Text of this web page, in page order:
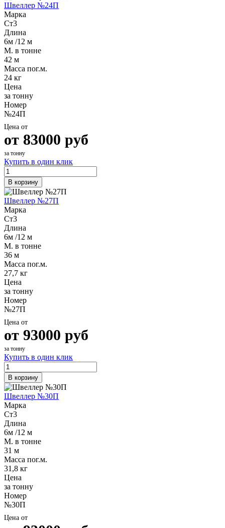
Швеллер №24П
Марка
Ст3
Длина
6м /12 м
М. в тонне
42 м
Масса пог.м.
24 кг
Цена
за тонну
Номер
№24П
Цена от
от 83000 руб
за тонну
Купить в один клик
В корзину
Швеллер №27П
Марка
Ст3
Длина
6м /12 м
М. в тонне
36 м
Масса пог.м.
27,7 кг
Цена
за тонну
Номер
№27П
Цена от
от 93000 руб
за тонну
Купить в один клик
В корзину
Швеллер №30П
Марка
Ст3
Длина
6м /12 м
М. в тонне
31 м
Масса пог.м.
31,8 кг
Цена
за тонну
Номер
№30П
Цена от